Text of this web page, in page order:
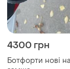
4300 грн
Ботфорти нові